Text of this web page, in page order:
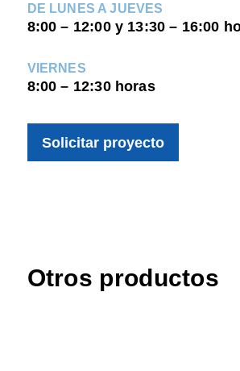
DE LUNES A JUEVES
8:00 – 12:00 y 13:30 – 16:00
VIERNES
8:00 – 12:30 horas
Solicitar proyecto
Otros productos